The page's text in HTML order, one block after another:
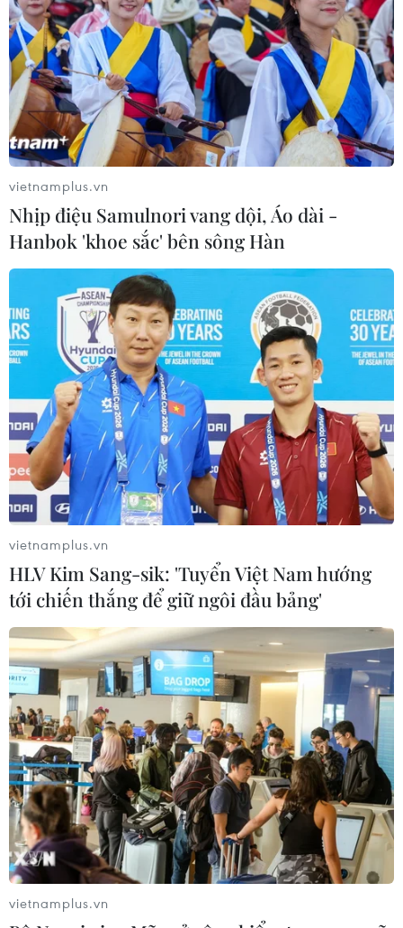
vietnamplus.vn
Nhịp điệu Samulnori vang dội, Áo dài -
Hanbok 'khoe sắc' bên sông Hàn
vietnamplus.vn
HLV Kim Sang-sik: 'Tuyển Việt Nam hướng
tới chiến thắng để giữ ngôi đầu bảng'
vietnamplus.vn